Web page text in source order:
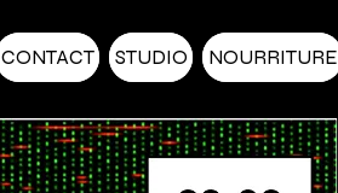
CONTACT STUDIO NOURRITURE